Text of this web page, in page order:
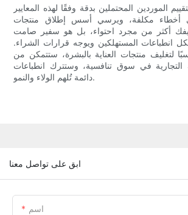
الموردين المحتملين بدقة وفقًا لهذه المعايير
أخطاء مكلفة، ويرسي أسس إطلاق منتجات
أكثر من مجرد احتواء، بل هو سفير صامت
انطباعات المستهلكين ويوجه قرارات الشراء.
لتغليف منتجات العناية بالبشرة، ستتمكن من
التجارية في سوق تنافسية، وستترك انطباعات
دائمة تُلهم الولاء والنمو.
ابق على تواصل معنا
اسم